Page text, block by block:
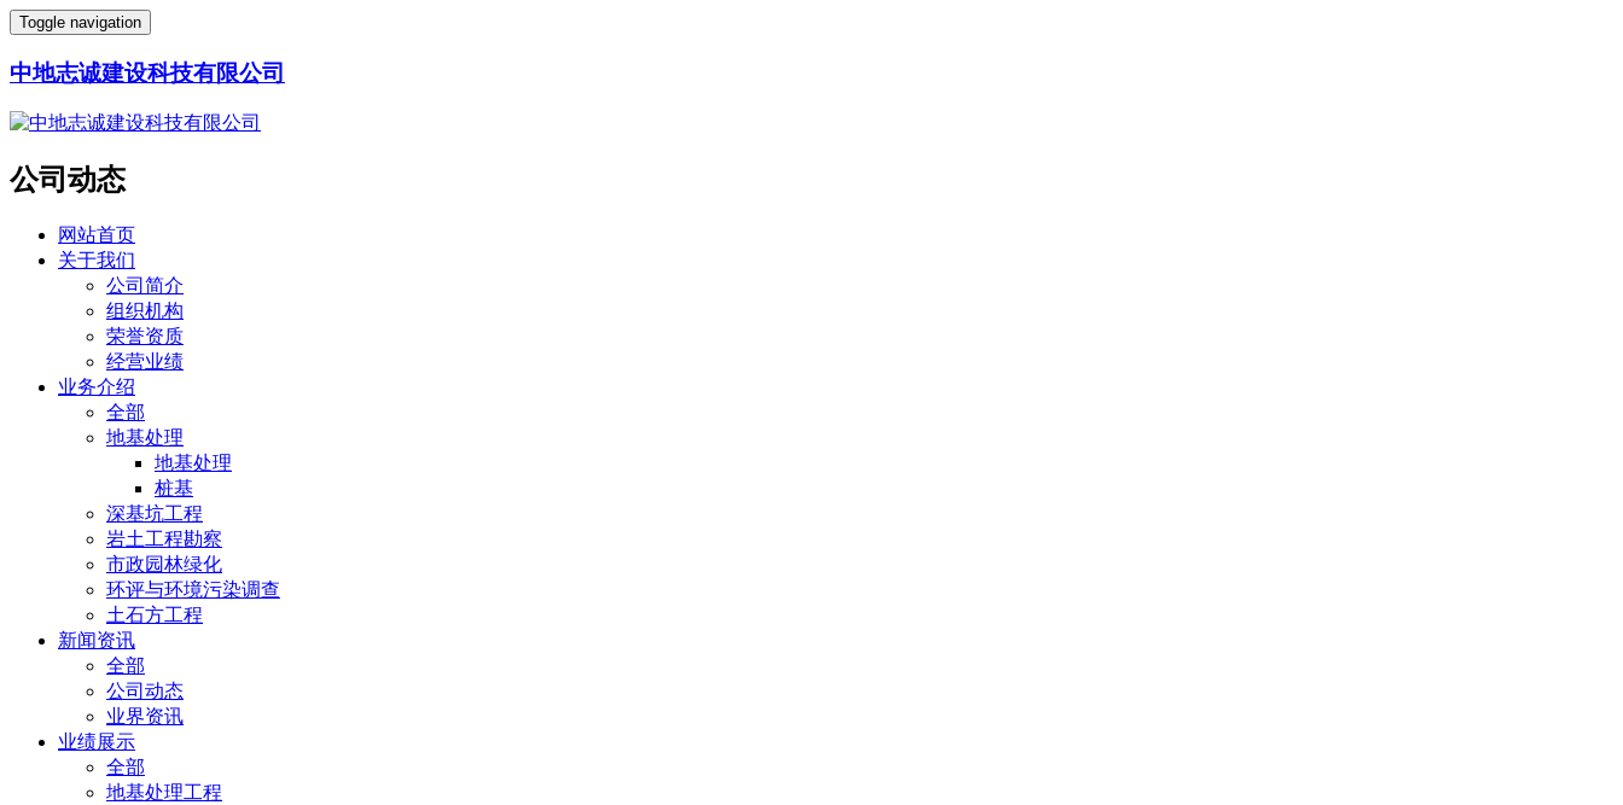
Toggle navigation
中地志诚建设科技有限公司
公司动态
网站首页
关于我们
公司简介
组织机构
荣誉资质
经营业绩
业务介绍
全部
地基处理
地基处理
桩基
深基坑工程
岩土工程勘察
市政园林绿化
环评与环境污染调查
土石方工程
新闻资讯
全部
公司动态
业界资讯
业绩展示
全部
地基处理工程